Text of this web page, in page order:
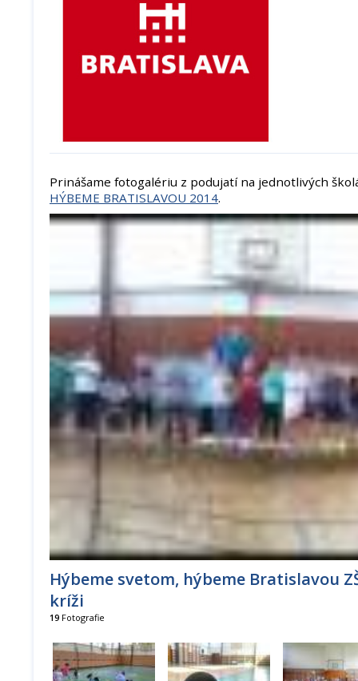
Prinášame fotogalériu z podujatí na jednotlivých
HÝBEME BRATISLAVOU 2014.
Hýbeme svetom, hýbeme Bratislavou
kríži
19 Fotografie